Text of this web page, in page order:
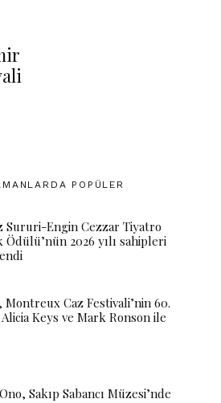
POPÜLER
Sururi-Engin Cezzar Tiyatro
Ödülü’nün 2026 yılı sahipleri
Montreux Caz Festivali’nin 60.
Alicia Keys ve Mark Ronson ile
Sakıp Sabancı Müzesi’nde